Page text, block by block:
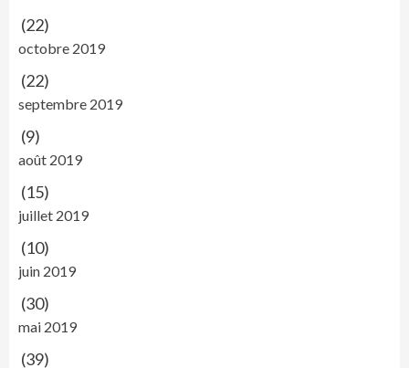
(22)
octobre 2019
(22)
septembre 2019
(9)
août 2019
(15)
juillet 2019
(10)
juin 2019
(30)
mai 2019
(39)